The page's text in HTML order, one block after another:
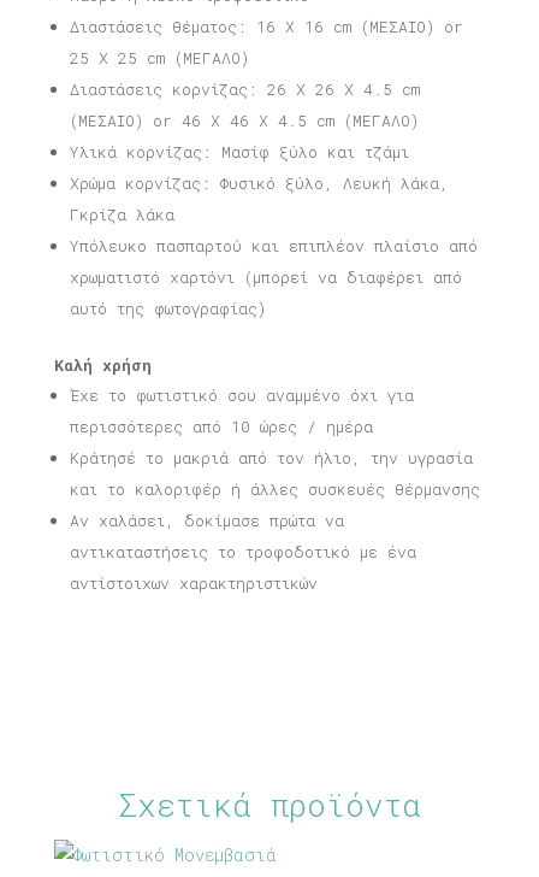
Διαστάσεις θέματος: 16 X 16 cm (ΜΕΣΑΙΟ) or
25 X 25 cm (ΜΕΓΑΛΟ)
Διαστάσεις κορνίζας: 26 X 26 X 4.5 cm
(ΜΕΣΑΙΟ) or 46 X 46 X 4.5 cm (ΜΕΓΑΛΟ)
Υλικά κορνίζας: Μασίφ ξύλο και τζάμι
Χρώμα κορνίζας: Φυσικό ξύλο, Λευκή λάκα,
Γκρίζα λάκα
Υπόλευκο πασπαρτού και επιπλέον πλαίσιο από
χρωματιστό χαρτόνι (μπορεί να διαφέρει από
αυτό της φωτογραφίας)
Καλή χρήση
Έχε το φωτιστικό σου αναμμένο όχι για
περισσότερες από 10 ώρες / ημέρα
Κράτησέ το μακριά από τον ήλιο, την υγρασία
και το καλοριφέρ ή άλλες συσκευές θέρμανσης
Αν χαλάσει, δοκίμασε πρώτα να
αντικαταστήσεις το τροφοδοτικό με ένα
αντίστοιχων χαρακτηριστικών
Σχετικά προϊόντα